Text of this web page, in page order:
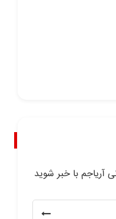
آریاجم با خبر شوید